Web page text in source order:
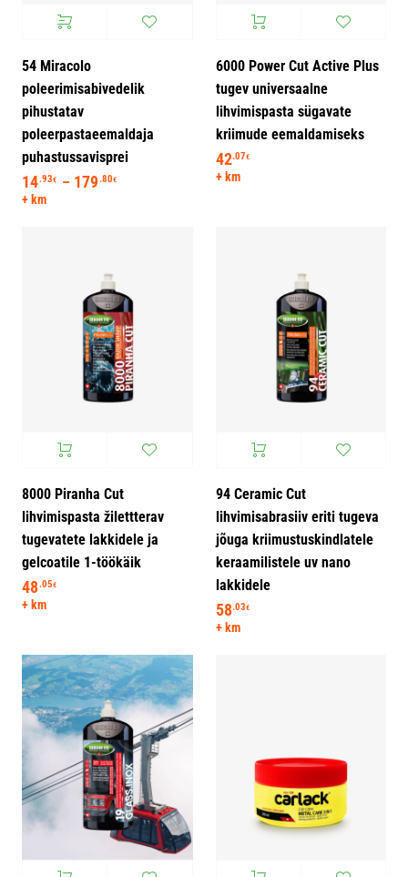
54 Miracolo
poleerimisabivedelik
pihustatav
poleerpastaeemaldaja
puhastussavisprei
14.93€ – 179.80€ Hinnavahemik: 14.93€ kuni 179.80€
+ km
6000 Power Cut Active Plus
tugev universaalne
lihvimispasta sügavate
kriimude eemaldamiseks
42.07€
+ km
8000 Piranha Cut
lihvimispasta žilettterav
tugevatete lakkidele ja
gelcoatile 1-töökäik
48.05€
+ km
94 Ceramic Cut
lihvimisabrasiiv eriti tugeva
jõuga kriimustuskindlatele
keraamilistele uv nano
lakkidele
58.03€
+ km